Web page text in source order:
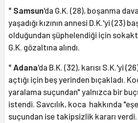
* Samsun'da G.K. (28), boşanma
yaşadığı kızının annesi D.K.'yi (23)
olduğundan şüphelendiği için
G.K. gözaltına alındı.
*Adana'da B.K. (32), karısı S.K.'yi
açtığı için beş yerinden bıçakladı.
yaralama suçundan" yalnızca bir
istendi. Savcılık, koca hakkında
suçundan ise takipsizlik kararı